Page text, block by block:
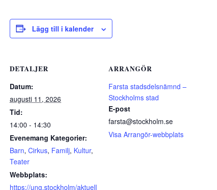
Lägg till i kalender
DETALJER
Datum:
augusti 11, 2026
Tid:
14:00 - 14:30
Evenemang Kategorier:
Barn, Cirkus, Familj, Kultur,
Teater
Webbplats:
https://ung.stockholm/aktuell
ARRANGÖR
Farsta stadsdelsnämnd –
Stockholms stad
E-post
farsta@stockholm.se
Visa Arrangör-webbplats